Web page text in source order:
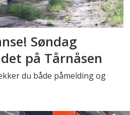
Søndag
på Tårnåsen
du både påmelding og